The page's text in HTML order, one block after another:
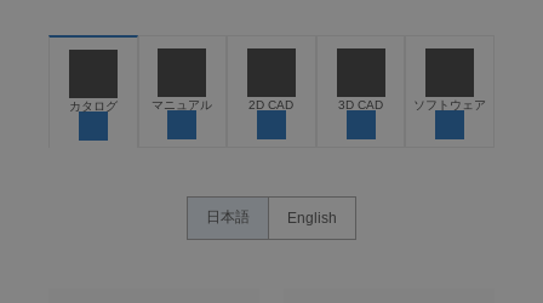
カタログ マニュアル 2D CAD 3D CAD ソフトウェア
日本語 English